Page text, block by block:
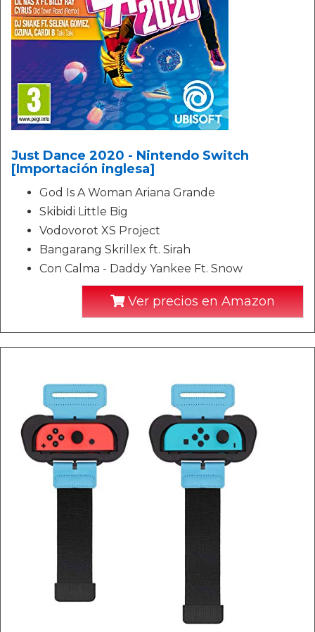
Just Dance 2020 - Nintendo Switch
[Importación inglesa]
God Is A Woman Ariana Grande
Skibidi Little Big
Vodovorot XS Project
Bangarang Skrillex ft. Sirah
Con Calma - Daddy Yankee Ft. Snow
Ver precios en Amazon